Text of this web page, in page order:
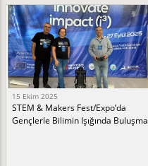
15 Ekim 2025
STEM & Makers Fest/Expo’da
Gençlerle Bilimin Işığında Buluşma